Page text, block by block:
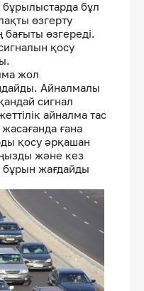
бұл
өзгерту
өзгереді.
қосу
жол
Айналмалы
сигнал
айналма тас
ғана
қосу әрқашан
және кез
бұрын жағдайды